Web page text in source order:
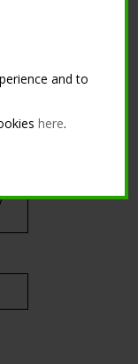
and to
here.